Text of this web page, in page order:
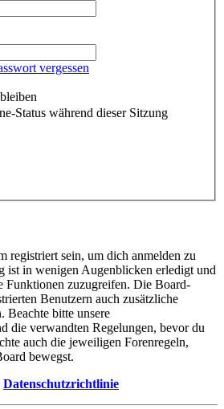
vergessen
Status während dieser Sitzung
registriert sein, um dich anmelden zu
ist in wenigen Augenblicken erledigt und
Funktionen zuzugreifen. Die Board-
Benutzern auch zusätzliche
Beachte bitte unsere
die verwandten Regelungen, bevor du
auch die jeweiligen Forenregeln,
bewegst.
Datenschutzrichtlinie